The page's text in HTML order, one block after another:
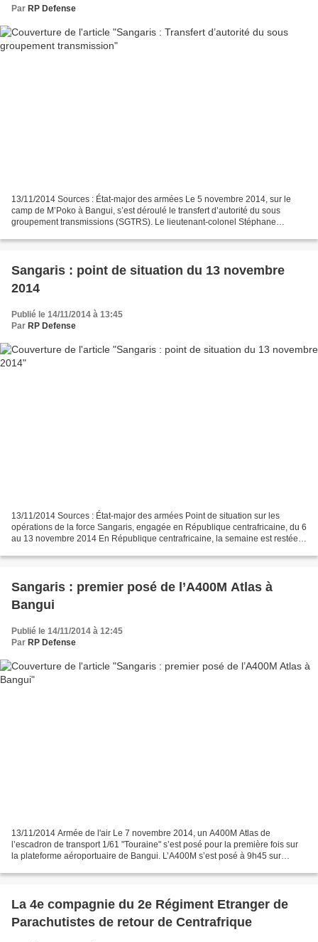
Par RP Defense
13/11/2014 Sources : État-major des armées Le 5 novembre 2014, sur le
camp de M’Poko à Bangui, s’est déroulé le transfert d’autorité du sous
groupement transmissions (SGTRS). Le lieutenant-colonel Stéphane
Sangaris : point de situation du 13 novembre
2014
Publié le 14/11/2014 à 13:45
Par RP Defense
13/11/2014 Sources : État-major des armées Point de situation sur les
opérations de la force Sangaris, engagée en République centrafricaine, du 6
au 13 novembre 2014 En République centrafricaine, la semaine est restée
Sangaris : premier posé de l’A400M Atlas à
Bangui
Publié le 14/11/2014 à 12:45
Par RP Defense
13/11/2014 Armée de l'air Le 7 novembre 2014, un A400M Atlas de
l’escadron de transport 1/61 "Touraine" s’est posé pour la première fois sur
la plateforme aéroportuaire de Bangui. L’A400M s’est posé à 9h45 sur
La 4e compagnie du 2e Régiment Etranger de
Parachutistes de retour de Centrafrique